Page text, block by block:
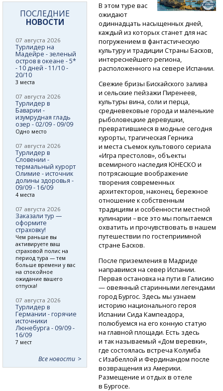
В этом туре вас
ожидают
одиннадцать насыщенных дней,
каждый из которых станет для нас
погружением в фантастическую
культуру и традиции Страны Басков,
интереснейшего региона,
расположенного на севере Испании.
Свежие бризы Бискайского залива
и сельские пейзажи Пиренеев,
культуры вина, соли и перца,
средневековые города и маленькие
рыболовецкие деревушки,
превратившиеся в модные сегодня
курорты, трагическая Герника
и места съемок культового сериала
«Игра престолов», объекты
всемирного наследия ЮНЕСКО и
потрясающие воображение
творения современных
архитекторов, наконец, бережное
отношение к собственным
традициям и особенности местной
кулинарии – все это мы попытаемся
охватить и прочувствовать в нашем
путешествии по гостеприимной
стране Басков.
После приземления в Мадриде
направимся на север Испании.
Первая остановка на пути в Галисию
— овеянный старинными легендами
город Бургос. Здесь мы узнаем
историю национального героя
Испании Сида Кампеадора,
полюбуемся на его конную статую
на главной площади. Есть здесь
и так называемый «Дом веревки»,
где состоялась встреча Колумба
с Изабеллой и Фердинандом после
возвращения из Америки.
Размещение и отдых в отеле
в Бургосе.
ПОСЛЕДНИЕ
НОВОСТИ
07 августа 2026
Турлидер на
Мадейре - зеленый
остров в океане - 5*
- 10 дней - 11/10 -
20/10
3 места
07 августа 2026
Турлидер в
Баварии -
изумрудная гладь
озер - 02/09 - 09/09
Одно место
07 августа 2026
Турлидер в
Словении -
термальный курорт
Олимие - источник
долины здоровья -
09/09 - 16/09
4 места
07 августа 2026
Заказали тур —
оформите
страховку!
Чем раньше вы
активируете ваш
страховой полис на
период тура — тем
больше времени у вас
на спокойное
ожидание вашего
отпуска!
07 августа 2026
Турлидер в
Германии - горячие
источники
Люнебурга - 09/09 -
16/09
7 мест
Все новости